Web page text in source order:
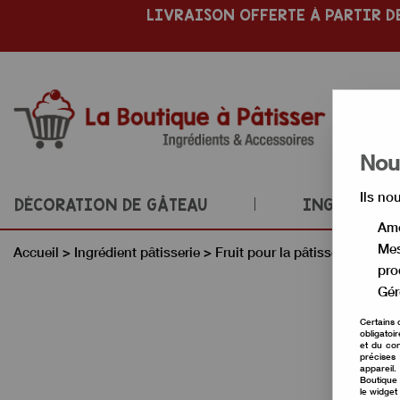
LIVRAISON OFFERTE À PARTIR
DÉCORATION DE GÂTEAU
Accueil > Ingrédient pâtisserie > Fruit pour la pâtisserie
Ils
Certains
et du
le widget